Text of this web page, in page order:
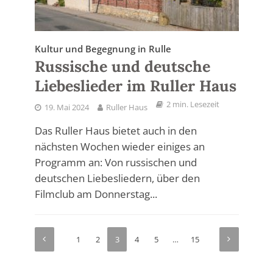
Kultur und Begegnung in Rulle
Russische und deutsche
Liebeslieder im Ruller Haus
19. Mai 2024 Ruller Haus 2 min. Lesezeit
Das Ruller Haus bietet auch in den
nächsten Wochen wieder einiges an
Programm an: Von russischen und
deutschen Liebesliedern, über den
Filmclub am Donnerstag...
1 2 3 4 5 … 15